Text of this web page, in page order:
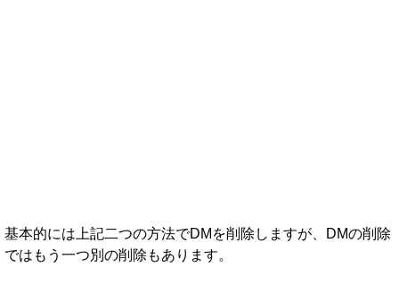
基本的には上記二つの方法でDMを削除しますが、DMの削除
ではもう一つ別の削除もあります。